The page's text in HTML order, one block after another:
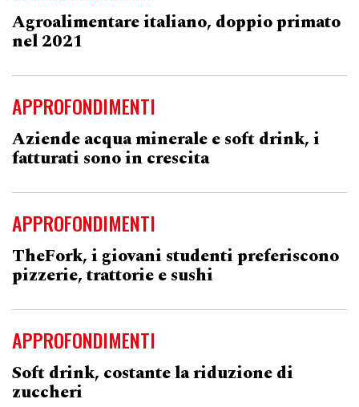
Agroalimentare italiano, doppio primato
nel 2021
APPROFONDIMENTI
Aziende acqua minerale e soft drink, i
fatturati sono in crescita
APPROFONDIMENTI
TheFork, i giovani studenti preferiscono
pizzerie, trattorie e sushi
APPROFONDIMENTI
Soft drink, costante la riduzione di
zuccheri